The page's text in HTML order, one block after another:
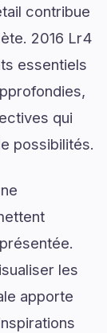
contribue
2016 Lr4
essentiels
qui
possibilités.
les
apporte